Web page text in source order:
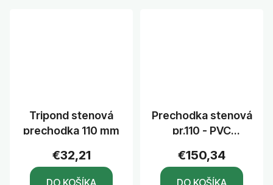
Tripond stenová
prechodka 110 mm
€32,21
Prechodka stenová
pr.110 - PVC
€150,34